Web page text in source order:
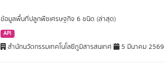
ข้อมูลพื้นที่ปลูกพืชเศรษฐกิจ 6 ชนิด (ล่าสุด)
API
สำนักนวัตกรรมเทคโนโลยีภูมิสารสนเทศ 5 มีนาคม 2569